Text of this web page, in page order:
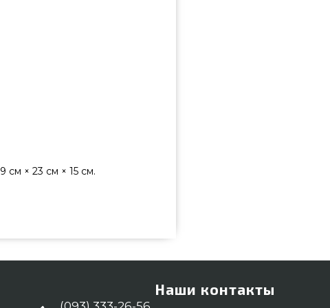
см × 23 см × 15 см.
и заказывайте также Наборы для
Позвоните нашим сотрудникам
Наши контакты